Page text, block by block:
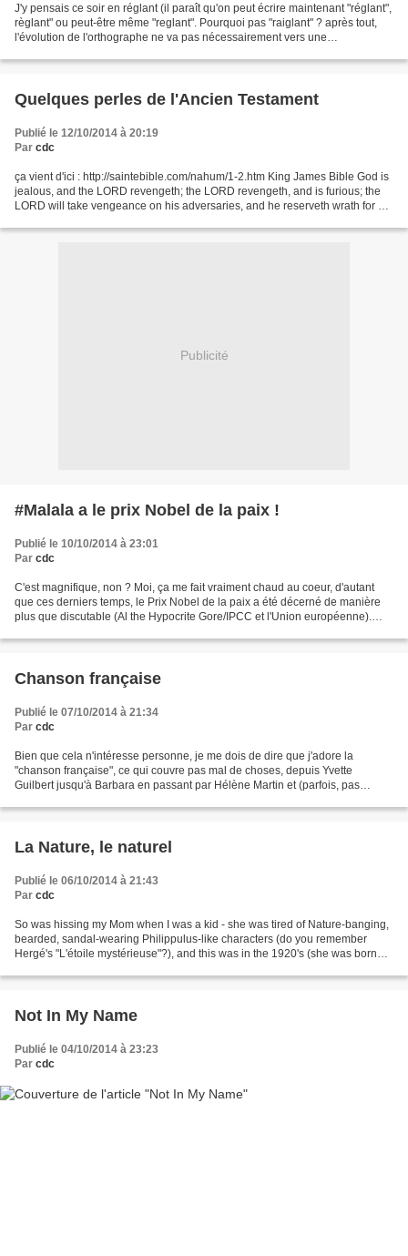
J'y pensais ce soir en réglant (il paraît qu'on peut écrire maintenant "réglant",
règlant" ou peut-être même "reglant". Pourquoi pas "raiglant" ? après tout,
l'évolution de l'orthographe ne va pas nécessairement vers une
Quelques perles de l'Ancien Testament
Publié le 12/10/2014 à 20:19
Par cdc
ça vient d'ici : http://saintebible.com/nahum/1-2.htm King James Bible God is
jealous, and the LORD revengeth; the LORD revengeth, and is furious; the
LORD will take vengeance on his adversaries, and he reserveth wrath for his
Publicité
#Malala a le prix Nobel de la paix !
Publié le 10/10/2014 à 23:01
Par cdc
C'est magnifique, non ? Moi, ça me fait vraiment chaud au coeur, d'autant
que ces derniers temps, le Prix Nobel de la paix a été décerné de manière
plus que discutable (Al the Hypocrite Gore/IPCC et l'Union européenne).
Chanson française
Publié le 07/10/2014 à 21:34
Par cdc
Bien que cela n'intéresse personne, je me dois de dire que j'adore la
"chanson française", ce qui couvre pas mal de choses, depuis Yvette
Guilbert jusqu'à Barbara en passant par Hélène Martin et (parfois, pas
La Nature, le naturel
Publié le 06/10/2014 à 21:43
Par cdc
So was hissing my Mom when I was a kid - she was tired of Nature-banging,
bearded, sandal-wearing Philippulus-like characters (do you remember
Hergé's "L'étoile mystérieuse"?), and this was in the 1920's (she was born
Not In My Name
Publié le 04/10/2014 à 23:23
Par cdc